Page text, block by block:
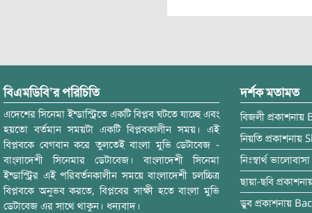
বিএমডিবি’র পরিচিতি
এদেশের সিনেমা ইন্ডাস্ট্রিতে একটি বিপ্লব ঘটতে যাচ্ছে এবং
হয়তো বর্তমান সময়টা একটি বিপ্লবকালীন সময়। এই
বিপ্লবকে বেগবান করে তুলতেই বাংলা মুভি ডেটাবেজ -
বাংলাদেশী সিনেমার ডেটাবেজ। বাংলাদেশী সিনেমা
ইন্ডাস্ট্রির এই পরিবর্তনকালীন সময়ে বাংলাদেশী চলচ্চিত্র
বিপ্লবকে অনুভব করতে, বিপ্লবের সাক্ষী হতে বাংলা মুভি
ডেটাবেজ এর সাথে থাকুন। ধন্যবাদ।
দর্শক মতামত
বিজলী প্রকাশনায়
নিয়তি প্রকাশনায়
নিঃস্বার্থ ভালোবাসা
ছায়া-ছবি
ডুব প্রকাশনায়